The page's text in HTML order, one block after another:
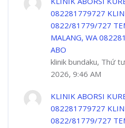
082281779727
0822/81779/727
MALANG, WA
ABO
klinik bundaku, Thứ
2026, 9:46 AM
KLINIK ABORSI
082281779727
0822/81779/727